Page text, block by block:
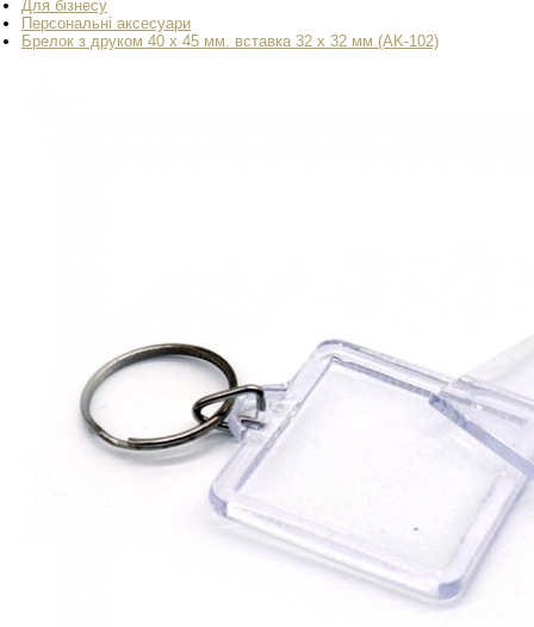
Для бізнесу
Персональні аксесуари
Брелок з друком 40 х 45 мм. вставка 32 х 32 мм.(AK-102)